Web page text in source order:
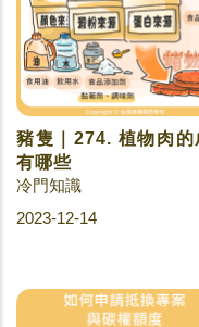
豬隻｜274. 植物肉的
有哪些
冷門知識
2023-12-14